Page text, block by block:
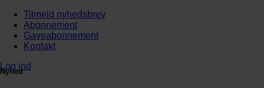
Tilmeld nyhedsbrev
Abonnement
Gaveabonnement
Kontakt
Log ind
Nyhed